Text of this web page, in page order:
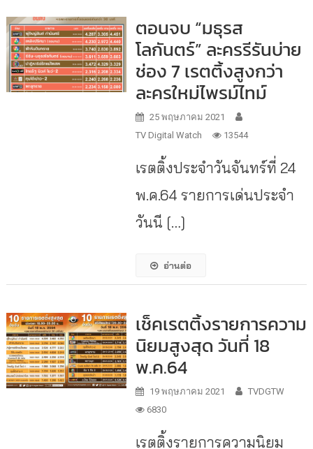
ตอนจบ “มธุรส
โลกันตร์” ละครรีรันบ่าย
ช่อง 7 เรตติ้งสูงกว่า
ละครใหม่ไพรม์ไทม์
25 พฤษภาคม 2021
TV Digital Watch
13544
เรตติ้งประจำวันจันทร์ที่ 24
พ.ค.64 รายการเด่นประจำ
วันนี […]
อ่านต่อ
เช็คเรตติ้งรายการความ
นิยมสูงสุด วันที่ 18
พ.ค.64
19 พฤษภาคม 2021
TVDGTW
6830
เรตติ้งรายการความนิยม